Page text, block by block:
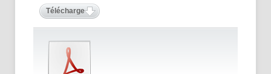
Télécharger